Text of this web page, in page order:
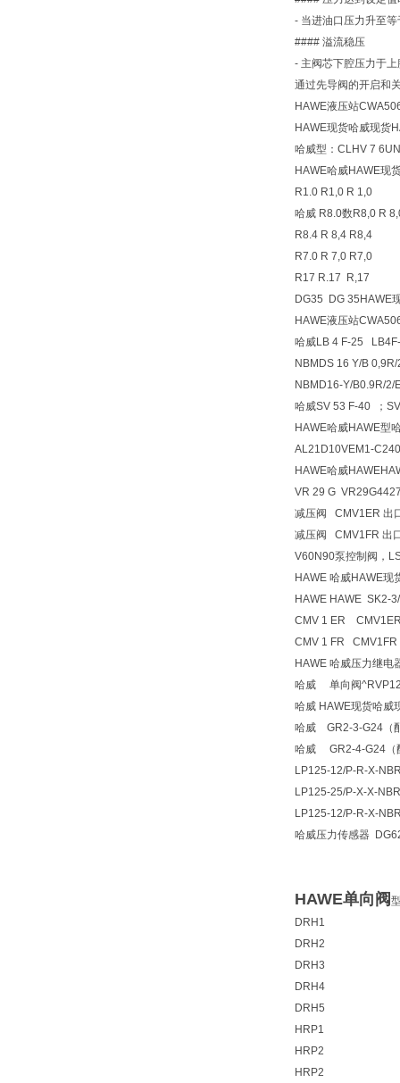
- 当进油口压力升至
#### 溢流稳压
- 主阀芯下腔压力于
通过先导阀的开启和
HAWE液压站
HAWE现货哈威现货
哈威型：CLHV 7
HAWE哈威HAWE现
R1.0 R1,0 R 1,0
哈威 R8.0数R8,0 R
R8.4 R 8,4 R8,4
R7.0 R 7,0 R7,0
R17 R.17 R,17
DG35 DG 35HAWE
HAWE液压站
哈威LB 4 F-25
NBMDS 16 Y/B
NBMD16-Y/B0.9R/2/
哈威SV 53 F-40 ；
HAWE哈威HAWE型
AL21D10VEM1-
HAWE哈威
VR 29 G
减压阀 CMV1ER 出
减压阀 CMV1FR 出
V60N90泵控制阀，
HAWE 哈威HAWE现
HAWE HAWE SK2-
CMV 1 ER
CMV 1 FR CMV1FR
HAWE 哈威压力继电
哈威 单向阀
哈威 HAWE现货哈威
哈威 GR2-3-G24（
哈威 GR2-4-G24
LP125-12/P-R-X-
LP125-25/P-X-X-
LP125-12/P-R-X-
哈威压力传感器
HAWE单向阀
DRH1
DRH2
DRH3
DRH4
DRH5
HRP1
HRP2
HRP2